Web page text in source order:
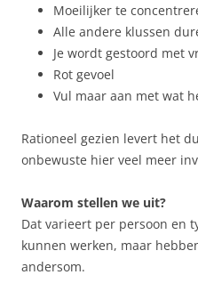
Moeilijker te
Alle andere klussen
Je wordt gestoord met
Rot gevoel
Vul maar aan met wat
Rationeel gezien levert het
onbewuste hier veel meer
Waarom stellen we uit?
Dat varieert per persoon en
kunnen werken, maar
andersom.